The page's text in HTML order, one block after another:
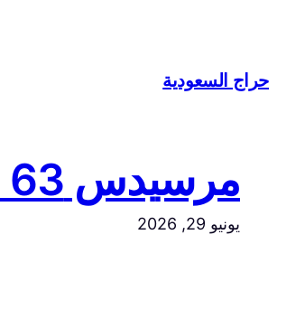
المحتوى
حراج السعودية
مرسيدس CLS 550 2007 body kit 63 للبيع
يونيو 29, 2026